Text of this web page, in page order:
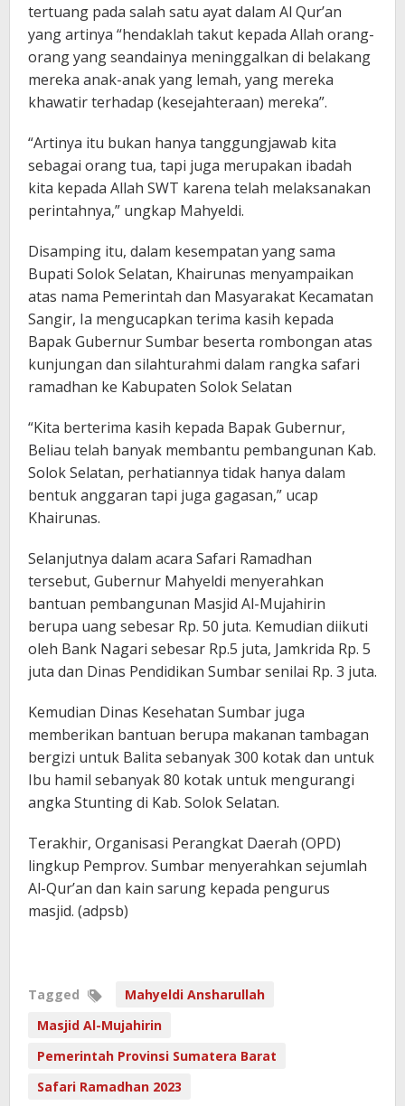
tertuang pada salah satu ayat dalam Al Qur’an
yang artinya “hendaklah takut kepada Allah orang-
orang yang seandainya meninggalkan di belakang
mereka anak-anak yang lemah, yang mereka
khawatir terhadap (kesejahteraan) mereka”.
“Artinya itu bukan hanya tanggungjawab kita
sebagai orang tua, tapi juga merupakan ibadah
kita kepada Allah SWT karena telah melaksanakan
perintahnya,” ungkap Mahyeldi.
Disamping itu, dalam kesempatan yang sama
Bupati Solok Selatan, Khairunas menyampaikan
atas nama Pemerintah dan Masyarakat Kecamatan
Sangir, Ia mengucapkan terima kasih kepada
Bapak Gubernur Sumbar beserta rombongan atas
kunjungan dan silahturahmi dalam rangka safari
ramadhan ke Kabupaten Solok Selatan
“Kita berterima kasih kepada Bapak Gubernur,
Beliau telah banyak membantu pembangunan Kab.
Solok Selatan, perhatiannya tidak hanya dalam
bentuk anggaran tapi juga gagasan,” ucap
Khairunas.
Selanjutnya dalam acara Safari Ramadhan
tersebut, Gubernur Mahyeldi menyerahkan
bantuan pembangunan Masjid Al-Mujahirin
berupa uang sebesar Rp. 50 juta. Kemudian diikuti
oleh Bank Nagari sebesar Rp.5 juta, Jamkrida Rp. 5
juta dan Dinas Pendidikan Sumbar senilai Rp. 3 juta.
Kemudian Dinas Kesehatan Sumbar juga
memberikan bantuan berupa makanan tambagan
bergizi untuk Balita sebanyak 300 kotak dan untuk
Ibu hamil sebanyak 80 kotak untuk mengurangi
angka Stunting di Kab. Solok Selatan.
Terakhir, Organisasi Perangkat Daerah (OPD)
lingkup Pemprov. Sumbar menyerahkan sejumlah
Al-Qur’an dan kain sarung kepada pengurus
masjid. (adpsb)
Tagged
Mahyeldi Ansharullah
Masjid Al-Mujahirin
Pemerintah Provinsi Sumatera Barat
Safari Ramadhan 2023